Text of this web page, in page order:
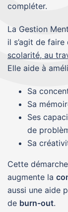
compléter.
La Gestion
il s’agit de
scolarité, au
Elle aide à
Sa
Sa
Ses
de
Sa
Cette
augmente la
aussi une aide
de burn-out.